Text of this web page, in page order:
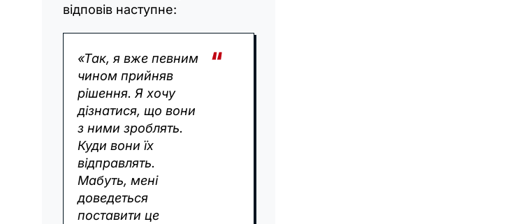
відповів наступне:
«Так, я вже певним
чином прийняв
рішення. Я хочу
дізнатися, що вони
з ними зроблять.
Куди вони їх
відправлять.
Мабуть, мені
доведеться
поставити це